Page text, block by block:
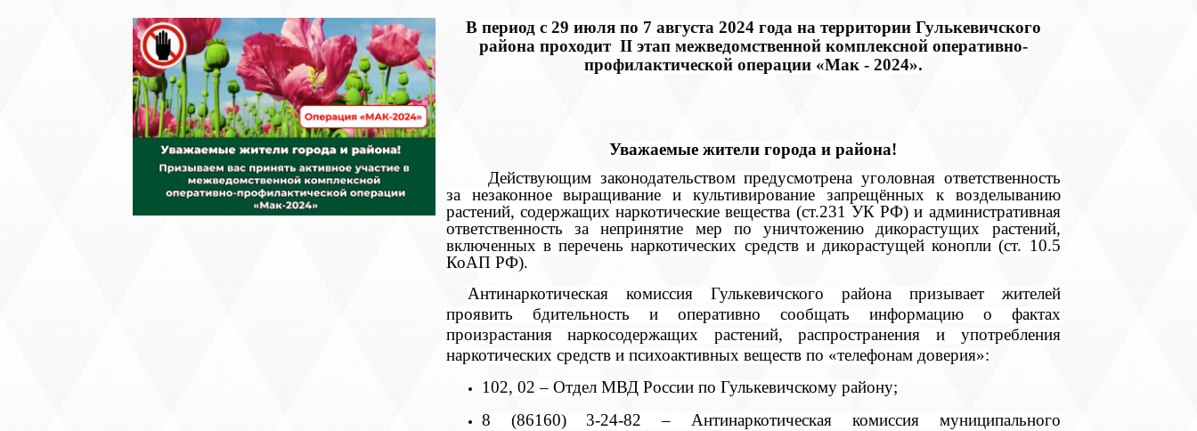
В период с 29 июля по 7 августа 2024 года на территории Гулькевичского
района проходит IIэтап межведомственной комплексной оперативно-
профилактической операции «Мак - 2024».
Уважаемые жители города и района!
Действующим законодательством предусмотрена уголовная ответственность
за незаконное выращивание и культивирование запрещённых к возделыванию
растений, содержащих наркотические вещества (ст.231 УК РФ) и административная
ответственность за непринятие мер по уничтожению дикорастущих растений,
включенных в перечень наркотических средств и дикорастущей конопли (ст. 10.5
КоАП РФ).
Антинаркотическая комиссия Гулькевичского района призывает жителей
проявить бдительность и оперативно сообщать информацию о фактах
произрастания наркосодержащих растений, распространения и употребления
наркотических средств и психоактивных веществ по «телефонам доверия»:
102, 02 – Отдел МВД России по Гулькевичскому району;
8 (86160) 3-24-82 – Антинаркотическая комиссия муниципального